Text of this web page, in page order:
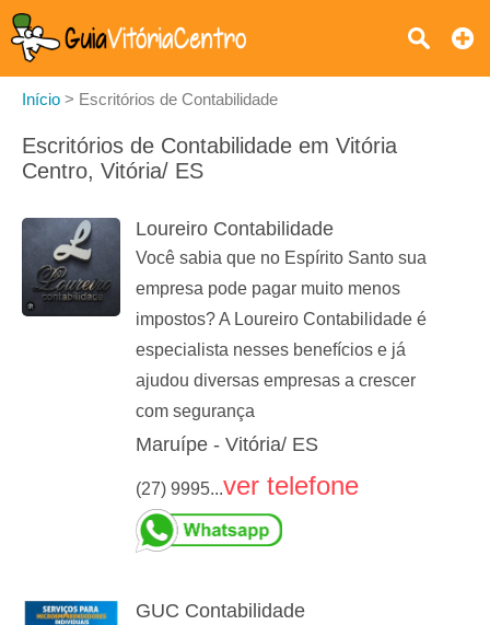
Início > Escritórios de Contabilidade
Escritórios de Contabilidade em Vitória
Centro, Vitória/ ES
Loureiro Contabilidade
Você sabia que no Espírito Santo sua
empresa pode pagar muito menos
impostos? A Loureiro Contabilidade é
especialista nesses benefícios e já
ajudou diversas empresas a crescer
com segurança
Maruípe - Vitória/ ES
(27) 9995...ver telefone
GUC Contabilidade